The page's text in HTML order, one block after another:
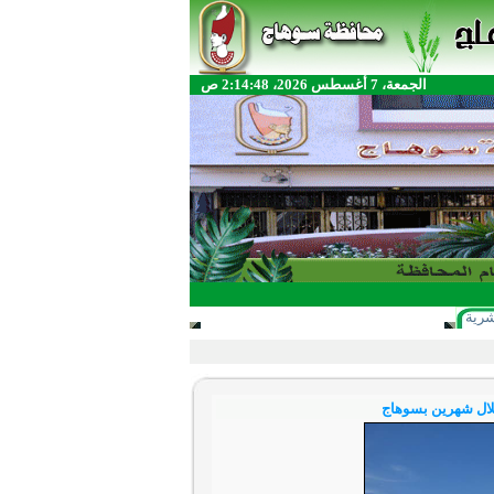
الجمعة، 7 أغسطس 2026، 2:14:48 ص